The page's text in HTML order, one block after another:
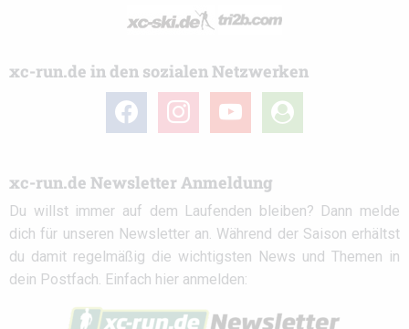
xc-run.de in den sozialen Netzwerken
facebook instagramyoutube
user-
circle
xc-run.de Newsletter Anmeldung
Du willst immer auf dem Laufenden bleiben? Dann melde
dich für unseren Newsletter an. Während der Saison erhältst
du damit regelmäßig die wichtigsten News und Themen in
dein Postfach. Einfach hier anmelden: